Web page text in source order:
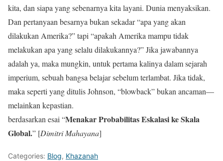
kita, dan siapa yang sebenarnya kita layani. Dunia menyaksikan.
Dan pertanyaan besarnya bukan sekadar “apa yang akan
dilakukan Amerika?” tapi “apakah Amerika mampu tidak
melakukan apa yang selalu dilakukannya?” Jika jawabannya
adalah ya, maka mungkin, untuk pertama kalinya dalam sejarah
imperium, sebuah bangsa belajar sebelum terlambat. Jika tidak,
maka seperti yang ditulis Johnson, “blowback” bukan ancaman—
melainkan kepastian.
berdasarkan esai “Menakar Probabilitas Eskalasi ke Skala
Global.” [Dimitri Mahayana]
Categories: Blog, Khazanah